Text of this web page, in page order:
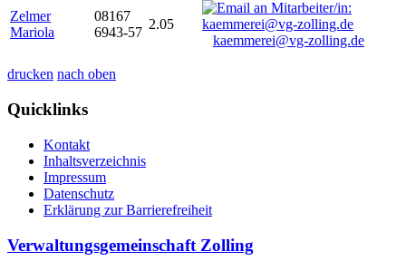
Zelmer
Mariola
08167
6943-57
2.05
kaemmerei@vg-zolling.de
drucken nach oben
Quicklinks
Kontakt
Inhaltsverzeichnis
Impressum
Datenschutz
Erklärung zur Barrierefreiheit
Verwaltungsgemeinschaft Zolling